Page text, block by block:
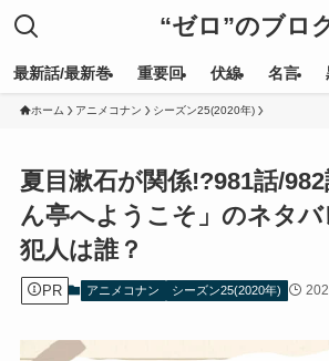
“ゼロ”のブロ
最新話/最新巻 重要回 伏線 名言
ホーム アニメコナン シーズン25(2020年)
夏目漱石が関係!?981話/
ん亭へようこそ」のネタ
犯人は誰？
PR アニメコナン シーズン25(2020年)